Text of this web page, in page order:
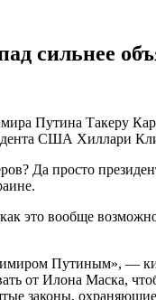
сильнее
Путина Такеру
США Хиллари
Да просто
это вообще
Путиным», —
от Илона Маска,
законы,